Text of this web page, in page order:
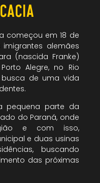
começou em 18 de
alemães
(nascida Franke)
Alegre, no Rio
busca de uma vida
pequena parte da
do Paraná, onde
e com isso,
e duas usinas
buscando
das próximas